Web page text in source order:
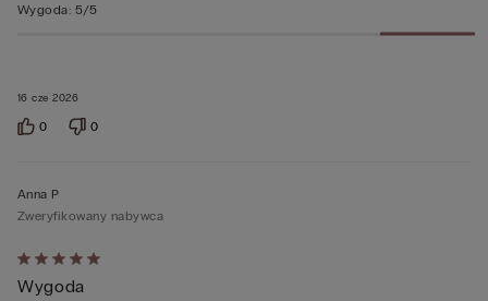
16 cze 2026
Wygoda: 5/5
0 0
Ocena
5
Anna P
Zweryfikowany nabywca
Wygoda